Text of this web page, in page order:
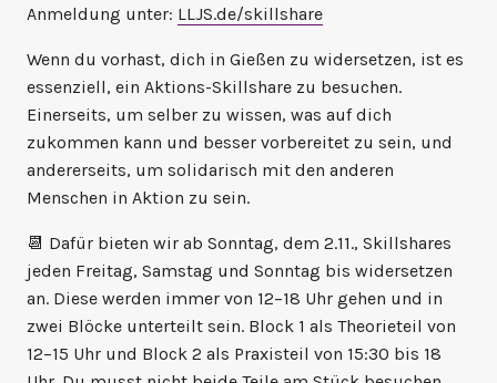
Anmeldung unter: LLJS.de/skillshare
Wenn du vorhast, dich in Gießen zu widersetzen, ist es
essenziell, ein Aktions-Skillshare zu besuchen.
Einerseits, um selber zu wissen, was auf dich
zukommen kann und besser vorbereitet zu sein, und
andererseits, um solidarisch mit den anderen
Menschen in Aktion zu sein.
📆 Dafür bieten wir ab Sonntag, dem 2.11., Skillshares
jeden Freitag, Samstag und Sonntag bis widersetzen
an. Diese werden immer von 12–18 Uhr gehen und in
zwei Blöcke unterteilt sein. Block 1 als Theorieteil von
12–15 Uhr und Block 2 als Praxisteil von 15:30 bis 18